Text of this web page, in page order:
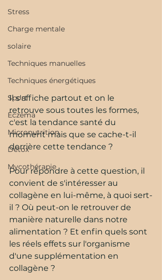
Stress
Charge mentale
solaire
Techniques manuelles
Techniques énergétiques
Sport
Eczéma
Micronutrition
Détox
Mycothérapie
Il s'affiche partout et on le
retrouve sous toutes les formes,
c'est la tendance santé du
moment mais que se cache-t-il
derrière cette tendance ?
Pour répondre à cette question, il
convient de s'intéresser au
collagène en lui-même, à quoi sert-
il ? Où peut-on le retrouver de
manière naturelle dans notre
alimentation ? Et enfin quels sont
les réels effets sur l'organisme
d'une supplémentation en
collagène ?